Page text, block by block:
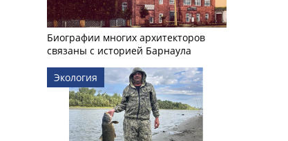
Биографии многих архитекторов
связаны с историей Барнаула
Экология